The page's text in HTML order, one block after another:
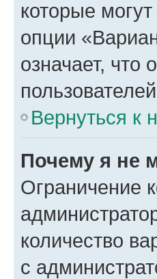
которые
опции
означает, что
Вернуться к
Почему я не
Ограничение
количество
с